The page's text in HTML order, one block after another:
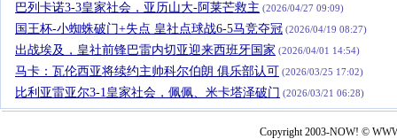
巴列卡诺3-3皇家社会，亚历山大-阿莱芒救主 (2026/04/27 09:09)
国王杯-小蜘蛛破门+失点 皇社点球战6-5马竞夺冠 (2026/04/19 08:27)
出战埃及，皇社前锋巴雷内切亚迎来西班牙国家 (2026/04/01 14:54)
马卡：瓦伦西亚将续约主帅科尔伯朗 俱乐部认可 (2026/03/25 17:02)
比利亚雷亚尔3-1皇家社会，佩佩、米卡塔泽破门 (2026/03/21 06:28)
Copyright 2003-NOW! ©